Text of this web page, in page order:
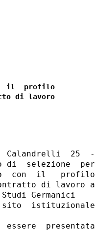
il  profilo
di lavoro
Calandrelli  25  -
di  selezione  per
con  il   profilo
di lavoro a
Germanici
istituzionale
essere  presentata